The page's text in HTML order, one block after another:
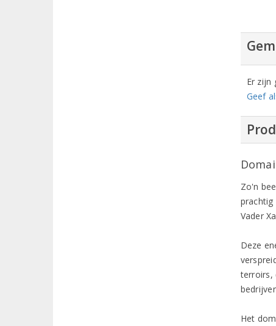
Er zijn
Geef
Zo'n
prachtig
Vader
Deze
terroirs,
Het